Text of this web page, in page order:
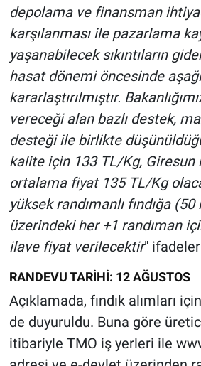
depolama ve finansman
karşılanması ile pazarlama
yaşanabilecek sıkıntıların
hasat dönemi öncesinde
kararlaştırılmıştır.
vereceği alan bazlı destek,
desteği ile birlikte
kalite için 133 TL/Kg, Giresun
ortalama fiyat 135 TL/Kg
yüksek randımanlı fındığa (50
üzerindeki her +1 randıman
ilave fiyat verilecektir"
RANDEVU TARİHİ: 12 AĞUSTOS
Açıklamada, fındık alımları
de duyuruldu. Buna göre
itibariyle TMO iş yerleri ile